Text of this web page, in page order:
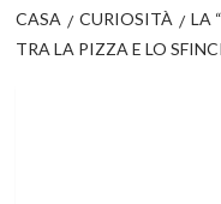
CASA CURIOSITÀ
LA
TRA LA PIZZA E LO